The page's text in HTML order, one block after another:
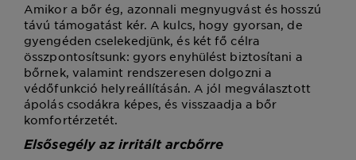
Amikor a bőr ég, azonnali megnyugvást és hosszú
távú támogatást kér. A kulcs, hogy gyorsan, de
gyengéden cselekedjünk, és két fő célra
összpontosítsunk: gyors enyhülést biztosítani a
bőrnek, valamint rendszeresen dolgozni a
védőfunkció helyreállításán. A jól megválasztott
ápolás csodákra képes, és visszaadja a bőr
komfortérzetét.
Elsősegély az irritált arcbőrre